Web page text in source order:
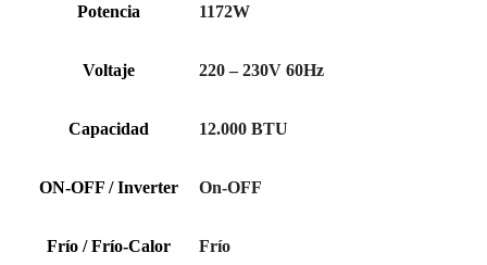
Potencia 1172W
Voltaje 220 – 230V 60Hz
Capacidad 12.000 BTU
ON-OFF / Inverter On-OFF
Frío / Frío-Calor Frío